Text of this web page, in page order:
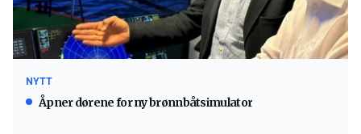
NYTT
Åpner dørene for ny brønnbåtsimulator